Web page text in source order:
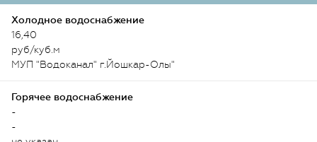
Холодное водоснабжение
16,40
руб/куб.м
МУП "Водоканал" г.Йошкар-Олы"
Горячее водоснабжение
-
-